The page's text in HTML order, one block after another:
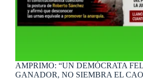
AMPRIMO: “UN DEMÓCRATA
GANADOR, NO SIEMBRA EL